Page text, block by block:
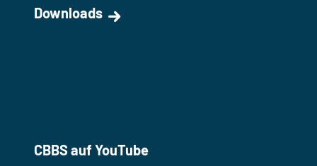
Downloads
CBBS auf YouTube